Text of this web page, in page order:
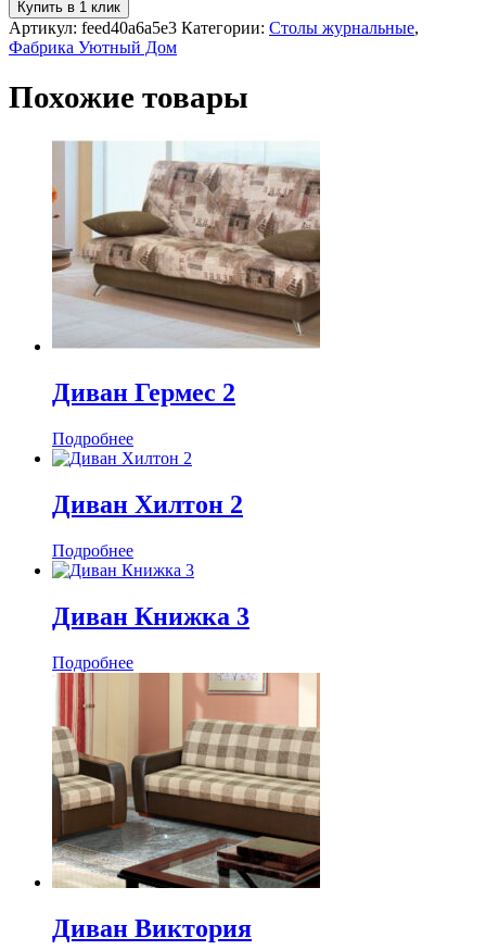
Купить в 1 клик
Артикул: feed40a6a5e3 Категории: Столы журнальные,
Фабрика Уютный Дом
Похожие товары
Диван Гермес 2
Подробнее
Диван Хилтон 2
Подробнее
Диван Книжка 3
Подробнее
Диван Виктория